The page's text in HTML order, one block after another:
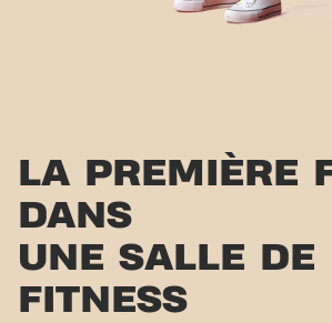
LA PREMIÈRE
DANS
UNE SALLE DE
FITNESS